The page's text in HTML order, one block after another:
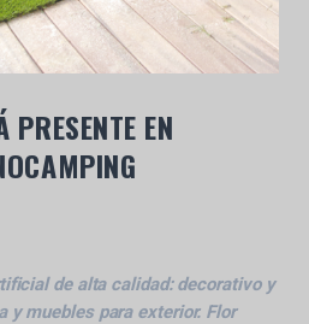
EN
de alta calidad: decorativo y
y muebles para exterior. Flor